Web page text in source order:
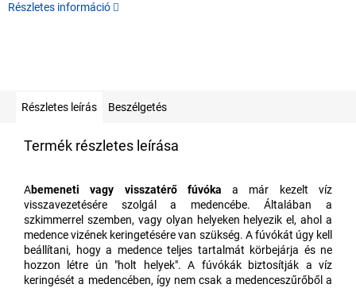
Részletes információ
Részletes leírás Beszélgetés
Termék részletes leírása
Abemeneti vagy visszatérő fúvóka a már kezelt víz
visszavezetésére szolgál a medencébe. Általában a
szkimmerrel szemben, vagy olyan helyeken helyezik el, ahol a
medence vizének keringetésére van szükség. A fúvókát úgy kell
beállítani, hogy a medence teljes tartalmát körbejárja és ne
hozzon létre ún "holt helyek". A fúvókák biztosítják a víz
keringését a medencében, így nem csak a medenceszűrőből a